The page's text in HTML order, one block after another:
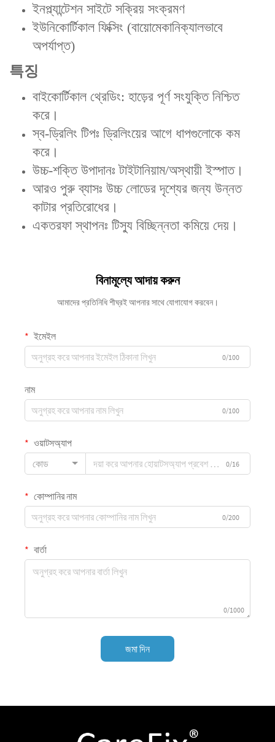
ইনপ্ল্যান্টেশন সাইটে সক্রিয় সংক্রমণ
ইউনিকোর্টিকাল ফিক্সিং (বায়োমেকানিক্যালভাবে
অপর্যাপ্ত)
특징‌
বাইকোর্টিকাল থ্রেডিং: হাড়ের পূর্ণ সংযুক্তি নিশ্চিত
করে।
স্ব-ড্রিলিং টিপঃ ড্রিলিংয়ের আগে ধাপগুলোকে কম
করে।
উচ্চ-শক্তি উপাদানঃ টাইটানিয়াম/অস্থায়ী ইস্পাত।
আরও পুরু ব্যাসঃ উচ্চ লোডের দৃশ্যের জন্য উন্নত
কাটার প্রতিরোধের।
একতরফা স্থাপনঃ টিস্যু বিচ্ছিন্নতা কমিয়ে দেয়।
বিনামূল্যে আদায় করুন
আমাদের প্রতিনিধি শীঘ্রই আপনার সাথে যোগাযোগ করবেন।
ইমেইল
0/100
নাম
0/100
ওয়াটসঅ্যাপ
কোড
0/16
কোম্পানির নাম
0/200
বার্তা
0/1000
জমা দিন